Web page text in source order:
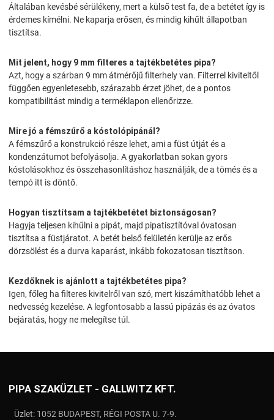
Általában kevésbé sérülékeny, mert a külső test fa, de a betétet így is
érdemes kímélni. Ne kaparja erősen, és mindig kihűlt állapotban
tisztítsa.
Mit jelent, hogy 9 mm filteres a tajtékbetétes pipa?
Azt, hogy a szárban 9 mm átmérőjű filterhely van. Filterrel kiviteltől
függően egyenletesebb, szárazabb érzet jöhet, de a pontos
kompatibilitást mindig a terméklapon ellenőrizze.
Mire jó a fémszűrő a kóstolópipánál?
A fémszűrő a konstrukció része lehet, ami a füst útját és a
kondenzátumot befolyásolja. A gyakorlatban sokan gyors
kóstolásokhoz és összehasonlításhoz használják, de a tömés és a
tempó itt is döntő.
Hogyan tisztítsam a tajtékbetétet biztonságosan?
Hagyja teljesen kihűlni a pipát, majd pipatisztítóval óvatosan
tisztítsa a füstjáratot. A betét belső felületén kerülje az erős
dörzsölést és a durva kaparást, inkább fokozatosan tisztítson.
Kezdőknek is ajánlott a tajtékbetétes pipa?
Igen, főleg ha filteres kivitelről van szó, mert kiszámíthatóbb lehet a
nedvesség kezelése. A legfontosabb a lassú pipázás és az óvatos
bejáratás, hogy ne melegítse túl.
PIPA SZAKÜZLET - GALLWITZ KFT.
Üzlet: 1052 BUDAPEST, RÉGI POSTA U. 7-9.